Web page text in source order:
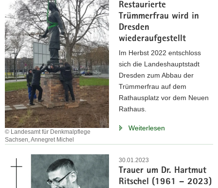
Restaurierte
Trümmerfrau wird in
Dresden
wiederaufgestellt
© Landesamt für Denkmalpflege
Sachsen, Annegret Michel
Im Herbst 2022 entschloss
sich die Landeshauptstadt
Dresden zum Abbau der
Trümmerfrau auf dem
Rathausplatz vor dem Neuen
Rathaus.
Weiterlesen
30.01.2023
Trauer um Dr. Hartmut
Ritschel (1961 – 2023)